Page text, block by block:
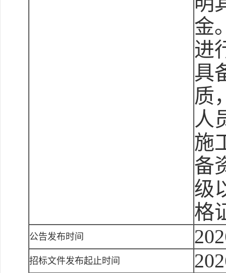
金
进
具
质
人
施
备
级
格
公告发布时间
招标文件发布起止时间